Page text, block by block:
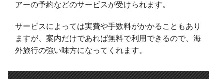
アーの予約などのサービスが受けられます。
サービスによっては実費や手数料がかかることもあり
ますが、案内だけであれば無料で利用できるので、海
外旅行の強い味方になってくれます。